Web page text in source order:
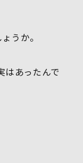
うか。
はあったんで